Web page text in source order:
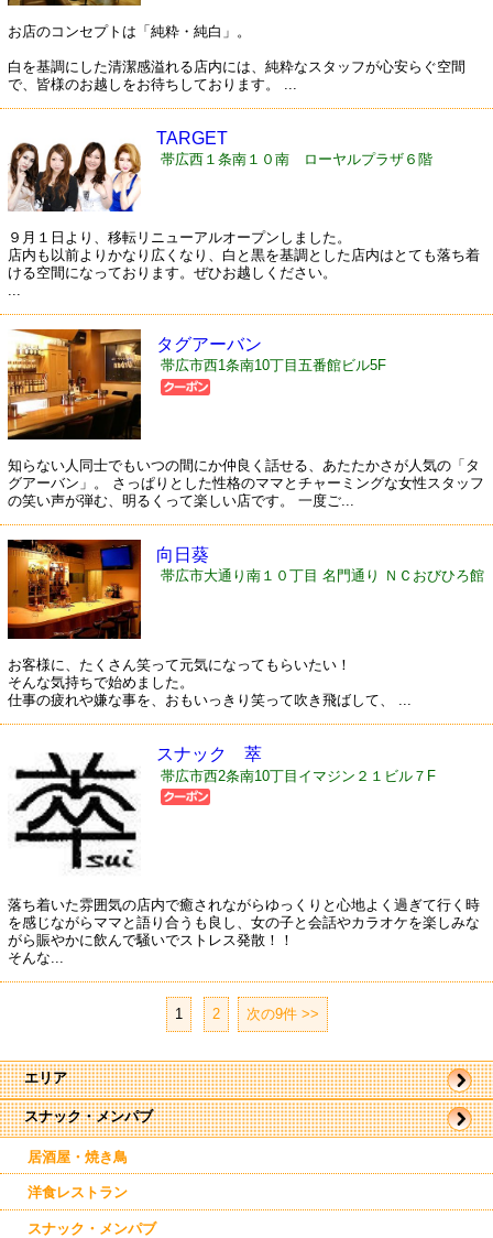
スナック・メンパブ
居酒屋・焼き鳥
洋食レストラン
スナック・メンパブ
エリア
帯広市
駅周辺
駅近郊
南帯広
お店のコンセプトは「純粋・純白」。
白を基調にした清潔感溢れる店内には、純粋なスタッフが心安らぐ空間
で、皆様のお越しをお待ちしております。 ...
TARGET
帯広西１条南１０南 ローヤルプラザ６階
９月１日より、移転リニューアルオープンしました。
店内も以前よりかなり広くなり、白と黒を基調とした店内はとても落ち着
ける空間になっております。ぜひお越しください。
タグアーバン
帯広市西1条南10丁目五番館ビル5F
知らない人同士でもいつの間にか仲良く話せる、あたたかさが人気の「タ
グアーバン」。 さっぱりとした性格のママとチャーミングな女性スタッフ
の笑い声が弾む、明るくって楽しい店です。 一度ご...
向日葵
帯広市大通り南１０丁目 名門通り ＮＣおびひろ館
お客様に、たくさん笑って元気になってもらいたい！
そんな気持ちで始めました。
仕事の疲れや嫌な事を、おもいっきり笑って吹き飛ばして、 ...
スナック 萃
帯広市西2条南10丁目イマジン２１ビル７F
落ち着いた雰囲気の店内で癒されながらゆっくりと心地よく過ぎて行く時
を感じながらママと語り合うも良し、女の子と会話やカラオケを楽しみな
がら賑やかに飲んで騒いでストレス発散！！
そんな...
1 | 2 次の9件 >>